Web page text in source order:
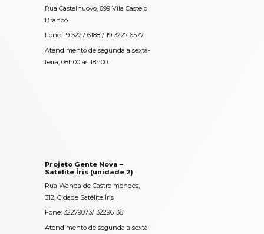
Rua Castelnuovo, 699 Vila Castelo
Branco
Fone: 19 3227-6188 / 19 3227-6577
Atendimento de segunda a sexta-
feira, 08h00 às 18h00.
Projeto Gente Nova –
Satélite Íris (unidade 2)
Rua Wanda de Castro mendes,
312, Cidade Satélite Íris
Fone: 32279073/ 32296138
Atendimento de segunda a sexta-